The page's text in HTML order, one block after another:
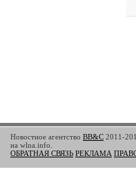
Новостное агентство BB&C 2011-
на wlna.info.
ОБРАТНАЯ СВЯЗЬ РЕКЛАМА